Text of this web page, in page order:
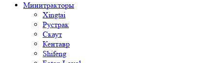
Минитракторы
Xingtai
Рустрак
Скаут
Кентавр
Shifeng